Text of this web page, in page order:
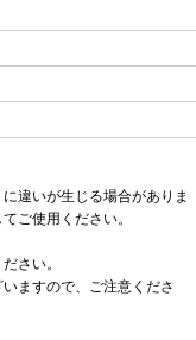
違いが生じる場合がありま
ご使用ください。
さい。
ますので、ご注意くださ